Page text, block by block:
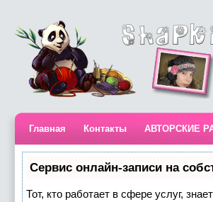
Главная Контакты АВТОРСКИЕ
Сервис онлайн-записи на
Тот, кто работает в сфере услуг,